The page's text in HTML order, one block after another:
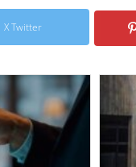
X Twitter